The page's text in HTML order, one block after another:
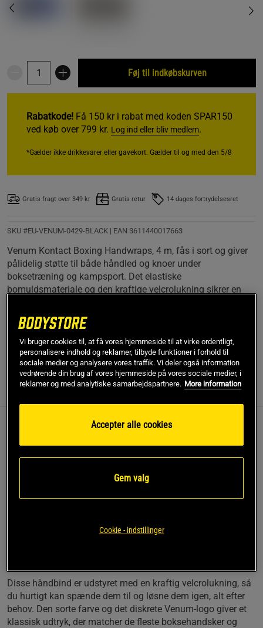
Føj til indkøbskurven
Rabatkode! Få 150 kr i rabat med koden SPAR150
ved køb over 799 kr. Log ind eller bliv medlem.
*Gælder ikke drikkevarer eller gavekort. Gælder til og med den 5/8
Gratis fragt over 349 kr Gratis retur 14 dages fortrydelsesret
SKU #EU-VENUM-0429-BLACK | EAN 3611440017663
Venum Kontact Boxing Handwraps, 4 m, fås i sort og giver
pålidelig støtte til både håndled og knoer under
boksetræning og kampsport. Det elastiske
bomuldsmateriale og den kraftige velcrolukning sikrer en
til både begyndere og erfarne, uanset om du træner med
sandsæk, plethandsker eller deltager i sparring.
Læs mere
Venum Kontact Boxing Handwraps, 4 m, Sort er et par lange
komfort under boksetræning og kampsport. Med en længde
på 4 meter får du mulighed for at tilpasse indpakningen, så
forbereder dig til sparring. Det elastiske bomuldsmateriale
Disse håndbind er udstyret med en kraftig velcrolukning, så
du hurtigt kan spænde dem til og løsne dem igen, alt efter
behov. Den sorte farve og det diskrete Venum-logo giver et
klassisk udtryk, der matcher de fleste boksehandsker og
Vi bruger cookies til, at få vores hjemmeside til at virke ordentligt,
personalisere indhold og reklamer, tilbyde funktioner i forhold til
sociale medier og analysere vores traffik. Vi deler også information
vedrørende din brug af vores hjemmeside på vores sociale medier, i
reklamer og med analytiske samarbejdspartnere. More information
Accepter alle cookies
Gem valg
Cookie - indstillinger